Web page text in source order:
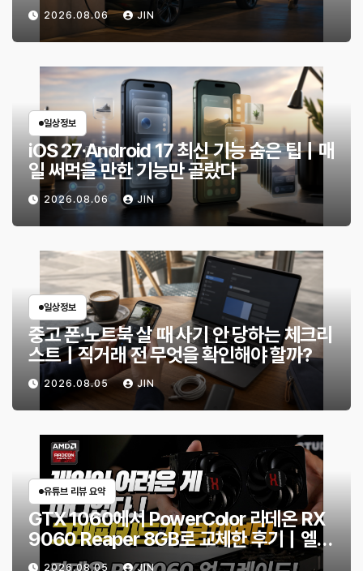
2026.08.06 JIN
일상정보
iOS 27·Android 17 최신 기능 숨은 팁｜매
일 써먹을 만한 기능만 골랐다
2026.08.06 JIN
일상정보
중고 폰·노트북 살 때 사기 안 당하는 체크리
스트｜직거래 전 무엇을 확인해야 할까?
2026.08.05 JIN
유튜브 리뷰 요약
GTX 1060에서 PowerColor 라데온 RX
9060 Reaper 8GB로 교체한 후기｜엘든
링·몬스터 헌터 와일즈 체감 변화
2026.08.05 JIN